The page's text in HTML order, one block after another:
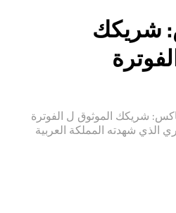
شريكك
شريكك الموثوق ل الفوترة
الذي شهدته المملكة العربية